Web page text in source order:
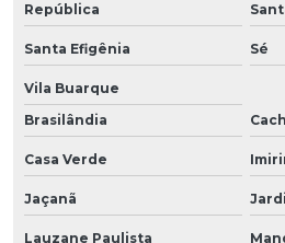
República
Santa Efigênia Sé
Vila Buarque
Brasilândia
Casa Verde
Jaçanã
Lauzane Paulista